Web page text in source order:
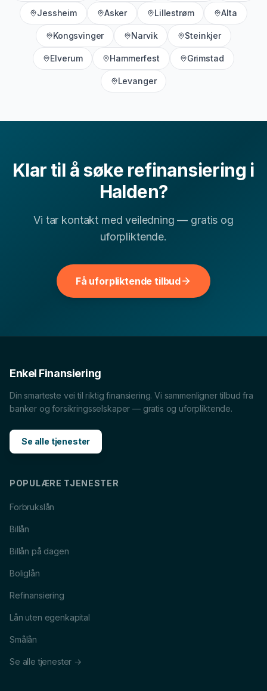
Kan jeg få refinansiering i Halden med lav
kredittscore?
Hvor lang tid tar det å få svar på refinansiering-
Andre finansielle tjenester iHalden
refinansieringhjelper vi deg med å
sammenligne flere relevante finansielle tjenester i
. Velg blant lokale sider for andre lånetyper og
bruk dem til å sammenligne vilkår, renter og hva som
Halden
BåtlåniHalden CaravanlåniHalden
Jessheim Asker Lillestrøm Alta
Kongsvinger Narvik Steinkjer
Elverum Hammerfest Grimstad
Levanger
Klar til å søke refinansiering i
Halden?
Vi tar kontakt med veiledning — gratis og
uforpliktende.
Få uforpliktende tilbud
Enkel Finansiering
Din smarteste vei til riktig finansiering. Vi sammenligner tilbud fra
banker og forsikringsselskaper — gratis og uforpliktende.
Se alle tjenester
POPULÆRE TJENESTER
Forbrukslån
Billån
Billån på dagen
Boliglån
Refinansiering
Lån uten egenkapital
Smålån
Se alle tjenester →